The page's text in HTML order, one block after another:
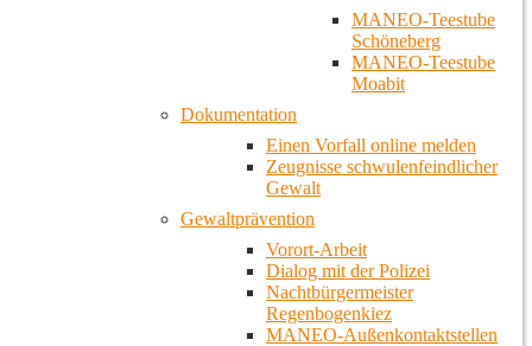
MANEO-Teestube
Schöneberg
MANEO-Teestube
Moabit
Dokumentation
Einen Vorfall online melden
Zeugnisse schwulenfeindlicher
Gewalt
Gewaltprävention
Vorort-Arbeit
Dialog mit der Polizei
Nachtbürgermeister
Regenbogenkiez
MANEO-Außenkontaktstellen